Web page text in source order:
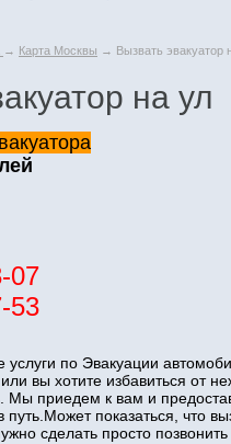
→ Карта Москвы → Вызвать эвакуатор
на
07
53
по Эвакуации
вы хотите избавиться
Мы приедем к вам и
путь.Может показаться, что
сделать просто